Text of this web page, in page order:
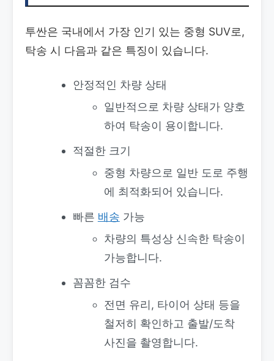
투싼은 국내에서 가장 인기 있는 중형 SUV로,
탁송 시 다음과 같은 특징이 있습니다.
안정적인 차량 상태
일반적으로 차량 상태가 양호
하여 탁송이 용이합니다.
적절한 크기
중형 차량으로 일반 도로 주행
에 최적화되어 있습니다.
빠른 배송 가능
차량의 특성상 신속한 탁송이
가능합니다.
꼼꼼한 검수
전면 유리, 타이어 상태 등을
철저히 확인하고 출발/도착
사진을 촬영합니다.